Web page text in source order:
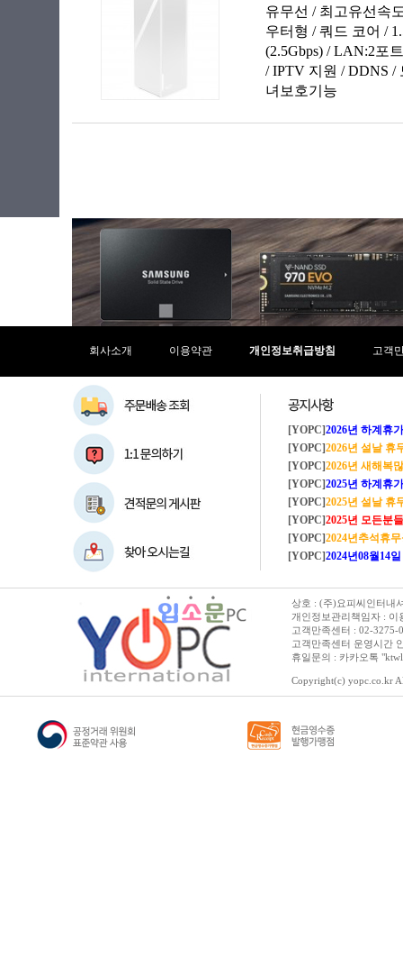
회사소개 이용약관 개인정보취급방침 고객
[YOPC]2026년 하계휴가 8/1~8/4
[YOPC]2026년 설날 휴
[YOPC]2026년 새해복많
[YOPC]2025년 하계휴가 8/2~8/5
[YOPC]2025년 설날 휴
[YOPC]2025년 모든분들 새해복
[YOPC]2024년추석휴
[YOPC]2024년08월14일 수요일 택
상호 : (주)요피씨인터내
개인정보관리책임자 : 이
고객만족센터 : 02-3275-
고객만족센터 운영시간
휴일문의 : 카카오톡
Copyright(c) yopc.co.kr